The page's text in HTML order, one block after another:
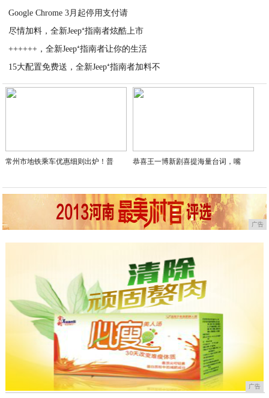
Google Chrome 3月起停用支付请
尽情加料，全新Jeep⁺指南者炫酷上市
++++++，全新Jeep⁺指南者让你的生活
15大配置免费送，全新Jeep⁺指南者加料不
2020-03-28
常州市地铁乘车优惠细则出炉！普 恭喜王一博新剧喜提海量台词，嘴
广告
广告